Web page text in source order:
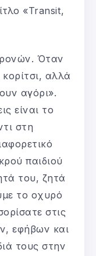
«Transit,
Όταν
αλλά
αγόρι».
είναι το
στη
παιδιού
του, ζητά
το οχυρό
στις
εφήβων και
τους στην